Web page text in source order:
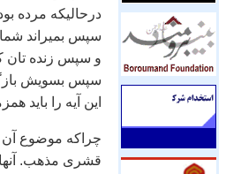
درحاليکه مرده
سپس بميراند شما
و سپس زنده تان
سپس بسويش
اين آيه را بايد
چراکه موضوع آن
قشری مذهب.